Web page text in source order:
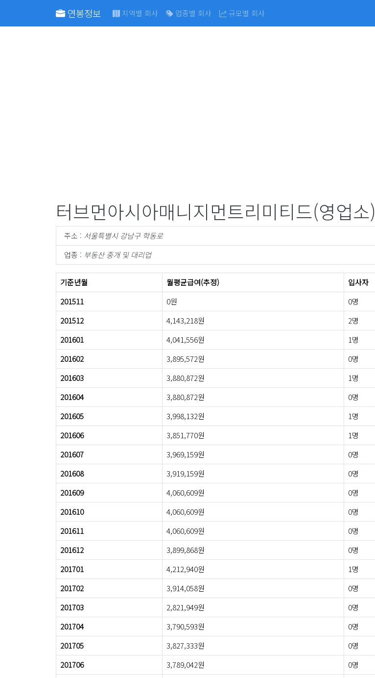
연봉정보 지역별 회사 업종별 회사 규모별 회사
터브먼아시아매니지먼트리미티드(영업소)
주소 : 서울특별시 강남구 학동로
업종 : 부동산 중개 및 대리업
기준년월 월평균급여(추정) 입사자
201511
0원 0명
201512
4,143,218원 2명
201601
4,041,556원 1명
201602
3,895,572원 0명
201603
3,880,872원 1명
201604
3,880,872원 0명
201605
3,998,132원 1명
201606
3,851,770원 1명
201607
3,969,159원 0명
201608
3,919,159원 0명
201609
4,060,609원 0명
201610
4,060,609원 0명
201611
4,060,609원 0명
201612
3,899,868원 0명
201701
4,212,940원 1명
201702
3,914,058원 0명
201703
2,821,949원 0명
201704
3,790,593원 0명
201705
3,827,333원 0명
201706
3,789,042원 0명